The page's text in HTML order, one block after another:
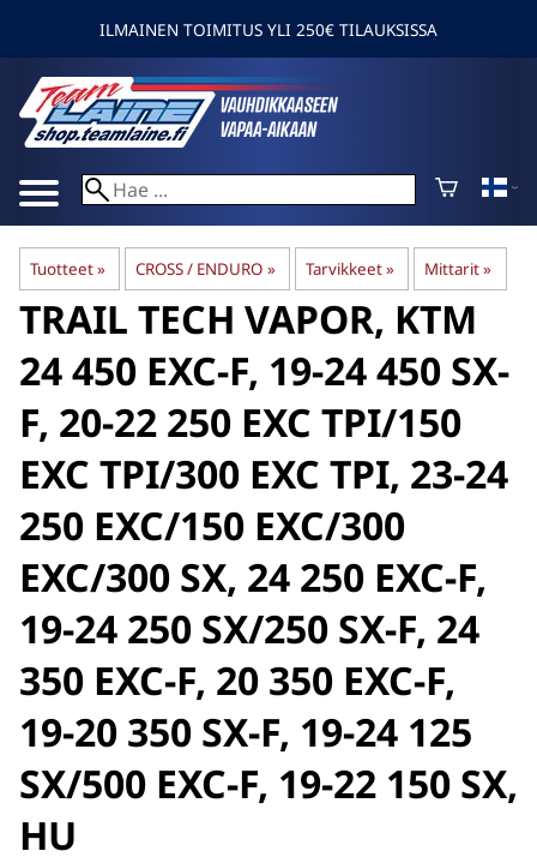
ILMAINEN TOIMITUS YLI 250€ TILAUKSISSA
Tuotteet‪» CROSS / ENDURO ‪» Tarvikkeet‪» Mittarit‪»
TRAIL TECH VAPOR, KTM
24 450 EXC-F, 19-24 450 SX-
F, 20-22 250 EXC TPI/150
EXC TPI/300 EXC TPI, 23-24
250 EXC/150 EXC/300
EXC/300 SX, 24 250 EXC-F,
19-24 250 SX/250 SX-F, 24
350 EXC-F, 20 350 EXC-F,
19-20 350 SX-F, 19-24 125
SX/500 EXC-F, 19-22 150 SX,
HU